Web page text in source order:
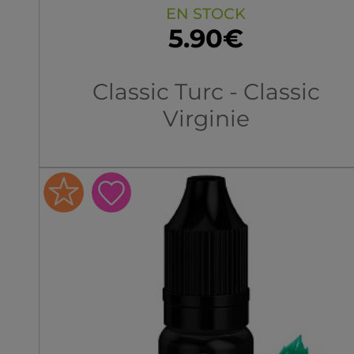
À l'image des autres
recettes de la gamme,
Chance Nic Salt est
extrait grâce à un procédé
nommé Osmose inverse.
classic dans une base
neutre et de filtrer le tout
pour obtenir un e-liquide
EN STOCK
5.90€
Classic Turc - Classic
Virginie